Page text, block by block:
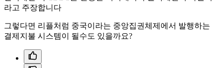
라고 주장합니다
그렇다면 리플처럼 중국이라는 중앙집권체제에서 발행하는
결제지불 시스템이 될수도 있을까요?